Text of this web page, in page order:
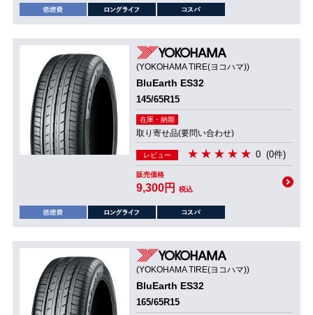
(YOKOHAMA TIRE(ヨコハマ))
BluEarth ES32
145/65R15
在庫・納期
取り寄せ品(要問い合わせ)
レビュー 0 (0件)
販売価格
9,300円 税込
(YOKOHAMA TIRE(ヨコハマ))
BluEarth ES32
165/65R15